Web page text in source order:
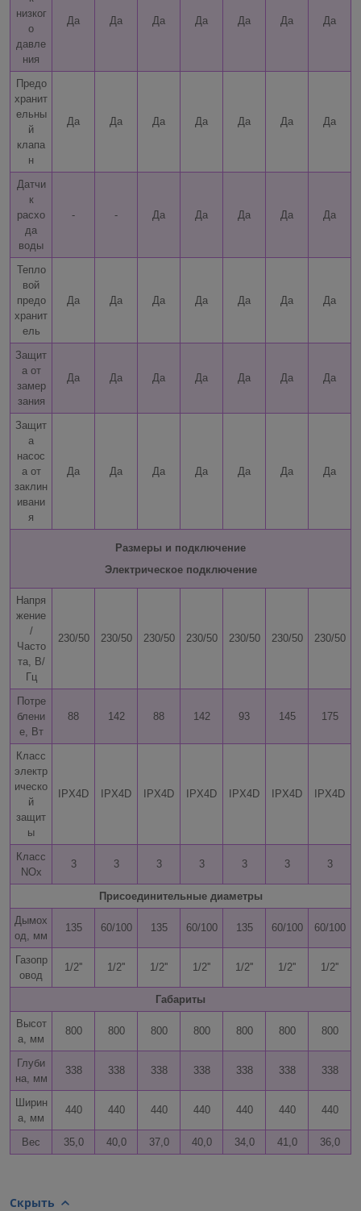
низког
о
давле
ния
Да Да Да Да Да Да Да
Предо
хранит
ельны
й
клапа
н
Да Да Да Да Да Да Да
Датчи
к
расхо
да
воды
- - Да Да Да Да Да
Тепло
вой
предо
хранит
ель
Да Да Да Да Да Да Да
Защит
а от
замер
зания
Да Да Да Да Да Да Да
Защит
а
насос
а от
заклин
ивани
я
Да Да Да Да Да Да Да
Размеры и подключение
Электрическое подключение
Напря
жение
/
Часто
та, В/
Гц
230/50 230/50 230/50 230/50 230/50 230/50 230/50
Потре
блени
е, Вт
88 142 88 142 93 145 175
Класс
электр
ическо
й
защит
ы
IPX4D IPX4D IPX4D IPX4D IPX4D IPX4D IPX4D
Класс
NOx
3 3 3 3 3 3 3
Присоединительные диаметры
Дымох
од, мм
135 60/100 135 60/100 135 60/100 60/100
Газопр
овод
1/2'' 1/2'' 1/2'' 1/2'' 1/2'' 1/2'' 1/2''
Габариты
Высот
а, мм
800 800 800 800 800 800 800
Глуби
на, мм
338 338 338 338 338 338 338
Ширин
а, мм
440 440 440 440 440 440 440
Вес 35,0 40,0 37,0 40,0 34,0 41,0 36,0
Скрыть